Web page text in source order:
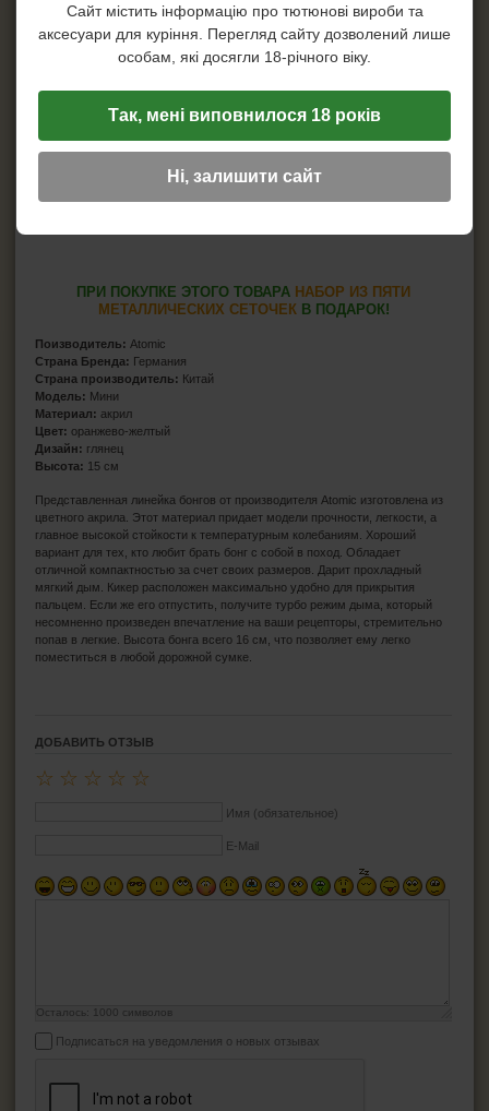
ПРИ ПОКУПКЕ ЭТОГО ТОВАРА НАБОР ИЗ ПЯТИ
МЕТАЛЛИЧЕСКИХ СЕТОЧЕК В ПОДАРОК!
Поизводитель: Atomic
Страна Бренда: Германия
Страна производитель: Китай
Модель: Мини
Материал: акрил
Цвет: оранжево-желтый
Дизайн: глянец
Высота: 15 см
Представленная линейка бонгов от производителя Atomic изготовлена из
цветного акрила. Этот материал придает модели прочности, легкости, а
главное высокой стойкости к температурным колебаниям. Хороший
вариант для тех, кто любит брать бонг с собой в поход. Обладает
отличной компактностью за счет своих размеров. Дарит прохладный
мягкий дым. Кикер расположен максимально удобно для прикрытия
пальцем. Если же его отпустить, получите турбо режим дыма, который
несомненно произведен впечатление на ваши рецепторы, стремительно
попав в легкие. Высота бонга всего 16 см, что позволяет ему легко
поместиться в любой дорожной сумке.
ДОБАВИТЬ ОТЗЫВ
☆
☆
☆
☆
☆
Имя (обязательное)
E-Mail
Осталось: 1000 символов
Подписаться на уведомления о новых отзывах
Сайт містить інформацію про тютюнові вироби та
аксесуари для куріння. Перегляд сайту дозволений лише
особам, які досягли 18-річного віку.
Так, мені виповнилося 18 років
Ні, залишити сайт